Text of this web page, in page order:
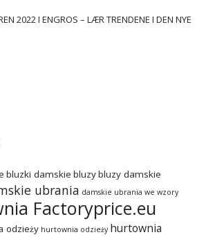
2022 I ENGROS – LÆR TRENDENE I DEN NYE
bluzki damskie bluzybluzy damskie
ubrania damskie ubrania we wzory
Factoryprice.eu
odzieży hurtownia odzieży hurtownia